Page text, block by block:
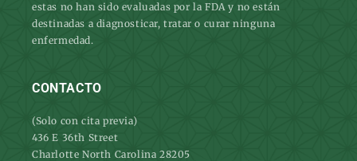
estas no han sido evaluadas por la FDA y no están
destinadas a diagnosticar, tratar o curar ninguna
enfermedad.
CONTACTO
(Solo con cita previa)
436 E 36th Street
Charlotte North Carolina 28205